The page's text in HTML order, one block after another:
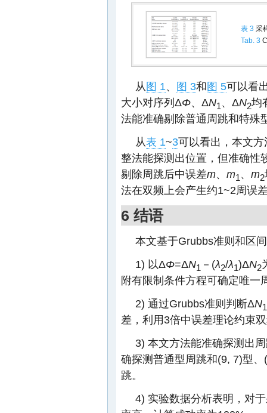
表 3 采
Tab. 3
从图 1、 图 3和图 5可以看
大小对序列ΔΦ、ΔN1、ΔN2均
法能准确剔除普通周跳和特殊
从表 1~3可以看出，本文
整法能探测出位置，但准确性
剔除周跳后中误差m、 m1、 m2
法在双频上会产生约1~2周误
6 结语
本文基于Grubbs准则和区
1) 以ΔΦ=ΔN1 －(λ2/λ1)ΔN2
附有限制条件方程可确定唯一
2) 通过Grubbs准则判断ΔN1
差，利用3倍中误差理论约束
3) 本文方法能准确探测出
确探测普通型周跳和(9, 7)型
跳。
4) 实验数据分析表明，对